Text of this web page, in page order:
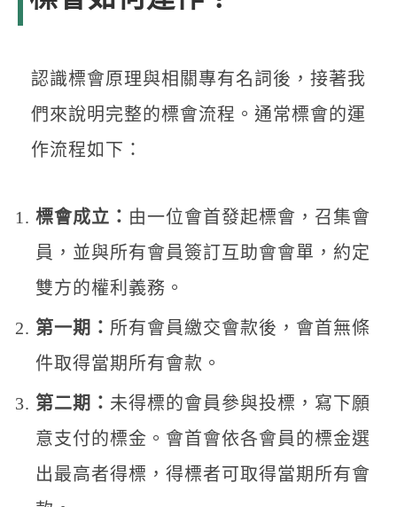
認識標會原理與相關專有名詞後，接著我
們來說明完整的標會流程。通常標會的運
作流程如下：
標會成立： 由一位會首發起標會，召集會
員，並與所有會員簽訂互助會會單，約定
雙方的權利義務。
第一期： 所有會員繳交會款後，會首無條
件取得當期所有會款。
第二期： 未得標的會員參與投標，寫下願
意支付的標金。會首會依各會員的標金選
出最高者得標，得標者可取得當期所有會